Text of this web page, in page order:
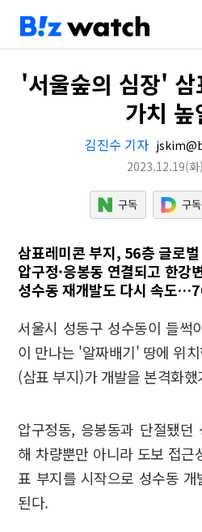
'서울숲의 심장'
가치 높
김진수 기자
2023.12.19(화)
삼표레미콘 부지, 56층 글로
압구정·응봉동 연결되고 한강
성수동 재개발도 다시 속도
서울시 성동구 성수동이 들썩
이 만나는 '알짜배기' 땅에 위
(삼표 부지)가 개발을 본격화
압구정동, 응봉동과 단절됐던
해 차량뿐만 아니라 도보 접근
표 부지를 시작으로 성수동
된다.